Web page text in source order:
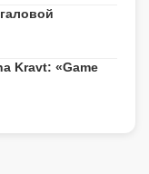
Kravt: «Game